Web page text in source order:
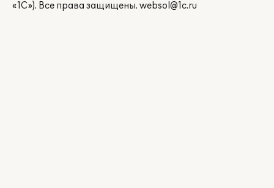
«1С»). Все права защищены. websol@1c.ru